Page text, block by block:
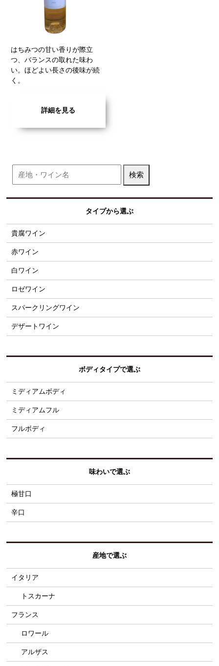
はちみつの甘い香りが際立
つ、バランスの取れた味わ
い。ほどよい長さの後味が続
く。
詳細を見る
タイプから選ぶ
貴腐ワイン
赤ワイン
白ワイン
ロゼワイン
スパークリングワイン
デザートワイン
ボディタイプで選ぶ
ミディアムボディ
ミディアムフル
フルボディ
味わいで選ぶ
極甘口
辛口
産地で選ぶ
イタリア
トスカーナ
フランス
ロワール
アルザス